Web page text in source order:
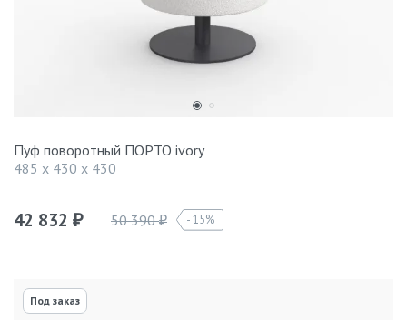
Пуф поворотный ПОРТО ivory
485 x 430 x 430
42 832 ₽ 50 390₽ 15%
Под заказ